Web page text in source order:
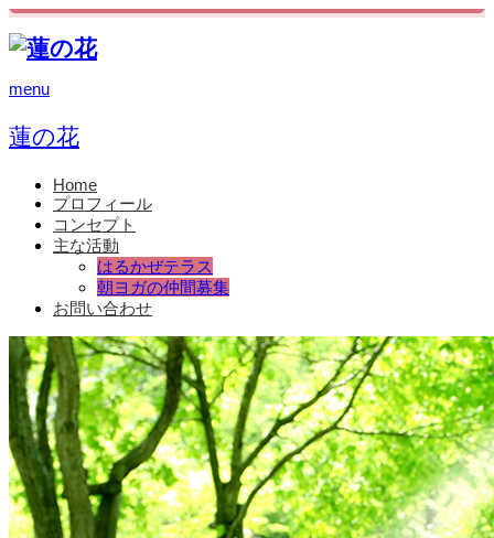
menu
蓮の花
Home
プロフィール
コンセプト
主な活動
はるかぜテラス
朝ヨガの仲間募集
お問い合わせ